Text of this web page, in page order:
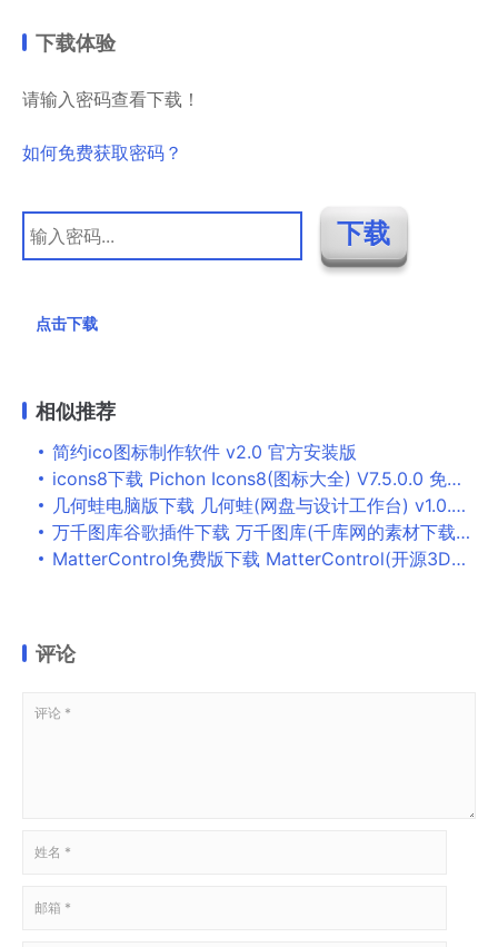
下载体验
请输入密码查看下载！
如何免费获取密码？
点击下载
相似推荐
简约ico图标制作软件 v2.0 官方安装版
icons8下载 Pichon Icons8(图标大全) V7.5.0.0 免装版
几何蛙电脑版下载 几何蛙(网盘与设计工作台) v1.0.2 官方安装版
万千图库谷歌插件下载 万千图库(千库网的素材下载Chrome插件) V2.2.2 免费版
MatterControl免费版下载 MatterControl(开源3D打印机控制器) V2.21.12.11215 免费安装版 64位
评论